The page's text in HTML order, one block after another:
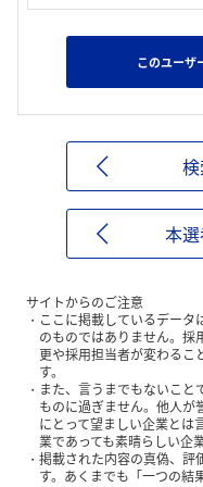
このユーザ
本
サイトからのご注意
ここに掲載しているデー
のものではありません。採
更や採用担当者が変わるこ
す。
また、言うまでもないこ
ものに過ぎません。他人が
にとって望ましい企業とは
業であっても素晴らしい企
掲載された内容の真偽、評
す。あくまでも「一つの結